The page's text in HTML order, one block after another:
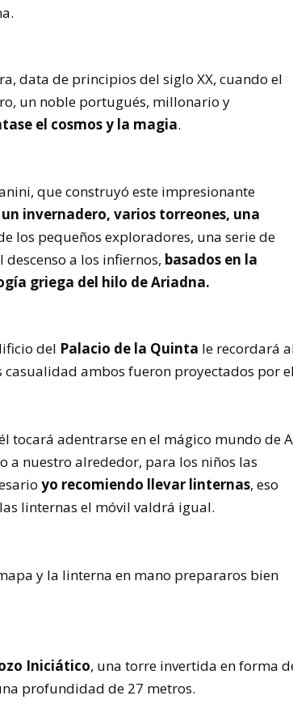
data de principios del siglo XX, cuando el
un noble portugués, millonario y
el cosmos y la magia.
que construyó este impresionante
invernadero, varios torreones, una
los pequeños exploradores, una serie de
a los infiernos, basados ​​en la
griega del hilo de Ariadna.
del Palacio de la Quinta le recordará
casualidad ambos fueron proyectados por
tocará adentrarse en el mágico mundo de A
a nuestro alrededor, para los niños las
yo recomiendo llevar linternas, eso
linternas el móvil valdrá igual.
y la linterna en mano prepararos bien
Iniciático, una torre invertida en forma
profundidad de 27 metros.